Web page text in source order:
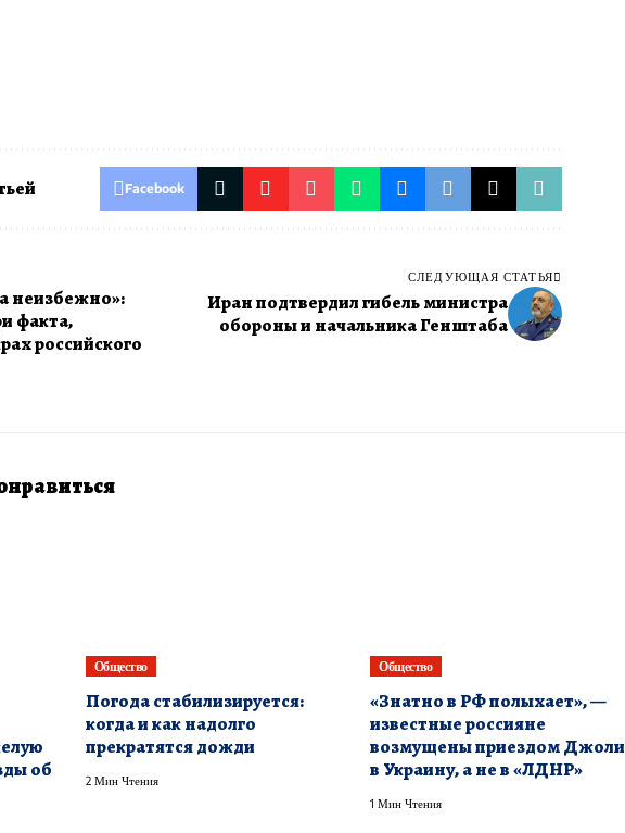
Facebook
неизбежно»:
факта,
российского
СЛЕДУЮЩАЯ СТАТЬЯ
Иран подтвердил гибель министра
обороны и начальника Генштаба
об
Общество
Погода стабилизируется:
когда и как надолго
прекратятся дожди
2 Мин Чтения
Общество
«Знатно в РФ полыхает», —
известные россияне
возмущены приездом Джоли
в Украину, а не в «ЛДНР»
1 Мин Чтения